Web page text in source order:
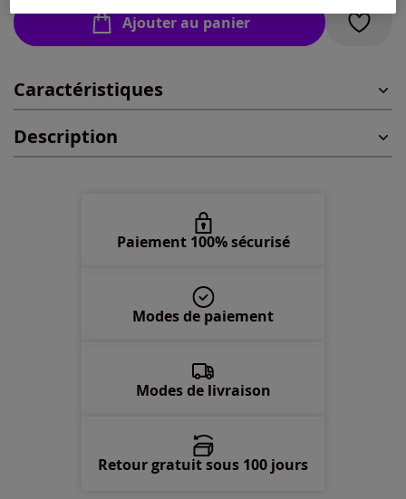
En stock
46 -En stock
48 -Disponible dans 1 semaine
Disponible dans 1 semaine
Ajouter au panier
Caractéristiques
Description
Paiement 100% sécurisé
Modes de paiement
Modes de livraison
Retour gratuit sous 100 jours